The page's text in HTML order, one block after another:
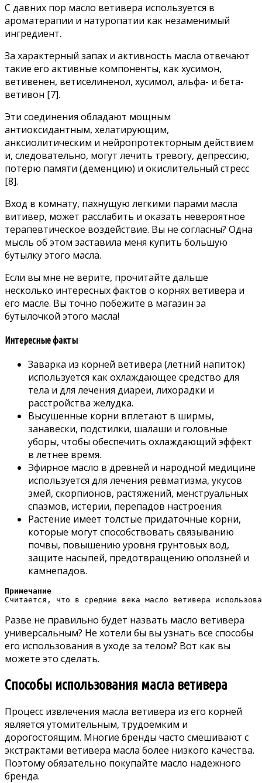
С давних пор масло ветивера используется в
ароматерапии и натуропатии как незаменимый
ингредиент.
За характерный запах и активность масла отвечают
такие его активные компоненты, как хусимон,
ветивенен, ветиселиненол, хусимол, альфа- и бета-
ветивон [7].
Эти соединения обладают мощным
антиоксидантным, хелатирующим,
анксиолитическим и нейропротекторным действием
и, следовательно, могут лечить тревогу, депрессию,
потерю памяти (деменцию) и окислительный стресс
[8].
Вход в комнату, пахнущую легкими парами масла
витивер, может расслабить и оказать невероятное
терапевтическое воздействие. Вы не согласны? Одна
мысль об этом заставила меня купить большую
бутылку этого масла.
Если вы мне не верите, прочитайте дальше
несколько интересных фактов о корнях ветивера и
его масле. Вы точно побежите в магазин за
бутылочкой этого масла!
Интересные факты
Заварка из корней ветивера (летний напиток)
используется как охлаждающее средство для
тела и для лечения диареи, лихорадки и
расстройства желудка.
Высушенные корни вплетают в ширмы,
занавески, подстилки, шалаши и головные
уборы, чтобы обеспечить охлаждающий эффект
в летнее время.
Эфирное масло в древней и народной медицине
используется для лечения ревматизма, укусов
змей, скорпионов, растяжений, менструальных
спазмов, истерии, перепадов настроения.
Растение имеет толстые придаточные корни,
которые могут способствовать связыванию
почвы, повышению уровня грунтовых вод,
защите насыпей, предотвращению оползней и
камнепадов.
Примечание
Считается, что в средние века масло ветивера
Разве не правильно будет назвать масло ветивера
универсальным? Не хотели бы вы узнать все способы
его использования в уходе за телом? Вот как вы
можете это сделать.
Способы использования масла ветивера
Процесс извлечения масла ветивера из его корней
является утомительным, трудоемким и
дорогостоящим. Многие бренды часто смешивают с
экстрактами ветивера масла более низкого качества.
Поэтому обязательно покупайте масло надежного
бренда.